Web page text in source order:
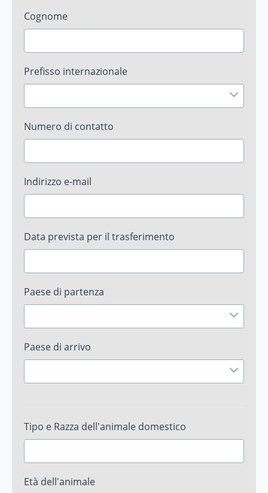
Cognome
Prefisso internazionale
Numero di contatto
Indirizzo e-mail
Data prevista per il trasferimento
Paese di partenza
Paese di arrivo
Tipo e Razza dell'animale domestico
Età dell'animale